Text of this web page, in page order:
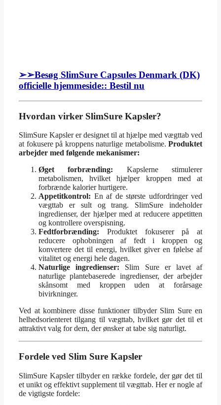
➢➢Besøg SlimSure Capsules Denmark (DK)
officielle hjemmeside:: Bestil nu
Hvordan virker SlimSure Kapsler?
SlimSure Kapsler er designet til at hjælpe med vægttab ved
at fokusere på kroppens naturlige metabolisme. Produktet
arbejder med følgende mekanismer:
Øget forbrænding: Kapslerne stimulerer
metabolismen, hvilket hjælper kroppen med at
forbrænde kalorier hurtigere.
Appetitkontrol: En af de største udfordringer ved
vægttab er sult og trang. SlimSure indeholder
ingredienser, der hjælper med at reducere appetitten
og kontrollere overspisning.
Fedtforbrænding: Produktet fokuserer på at
reducere ophobningen af fedt i kroppen og
konvertere det til energi, hvilket giver en følelse af
vitalitet og energi hele dagen.
Naturlige ingredienser: Slim Sure er lavet af
naturlige plantebaserede ingredienser, der arbejder
skånsomt med kroppen uden at forårsage
bivirkninger.
Ved at kombinere disse funktioner tilbyder Slim Sure en
helhedsorienteret tilgang til vægttab, hvilket gør det til et
attraktivt valg for dem, der ønsker at tabe sig naturligt.
Fordele ved Slim Sure Kapsler
SlimSure Kapsler tilbyder en række fordele, der gør det til
et unikt og effektivt supplement til vægttab. Her er nogle af
de vigtigste fordele: